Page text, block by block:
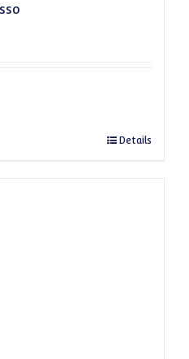
Produkt weist mehrere Varianten
Details